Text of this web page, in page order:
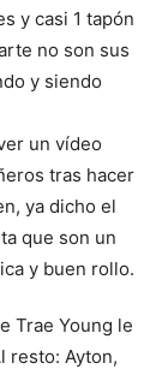
y casi 1 tapón
no son sus
y siendo
un vídeo
tras hacer
ya dicho el
que son un
y buen rollo.
Trae Young le
resto: Ayton,